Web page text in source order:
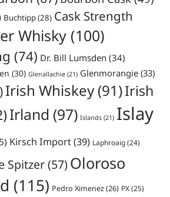
Buchtipp(28) Cask Strength
Whisky(100)
(74) Dr. Bill Lumsden (34)
(30) Glenallachie(21) Glenmorangie(33)
Irish Whiskey(91)Irish
Irland (97) Islands(21) Islay
Kirsch Import(39) Laphroaig(24)
Spitzer(57)Oloroso
(115) Pedro Ximenez(26) PX(25)